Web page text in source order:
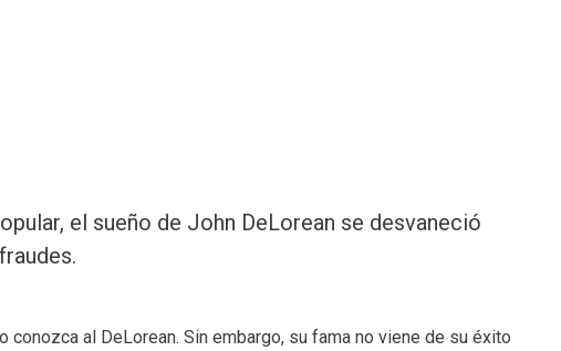
el sueño de John DeLorean se desvaneció
al DeLorean. Sin embargo, su fama no viene de su éxito